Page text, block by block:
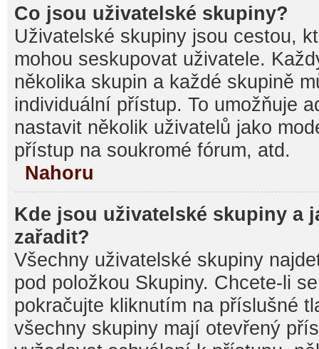
Co jsou uživatelské skupiny?
Uživatelské skupiny jsou cestou,
mohou seskupovat uživatele.
několika skupin a každé skupině
individuální přístup. To umožňuje
nastavit několik uživatelů jako
přístup na soukromé fórum, atd.
Nahoru
Kde jsou uživatelské skupiny a
zařadit?
Všechny uživatelské skupiny
pod položkou Skupiny. Chcete-li
pokračujte kliknutím na příslušné
všechny skupiny mají otevřený